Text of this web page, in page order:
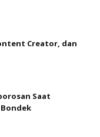
Creator, dan
Saat